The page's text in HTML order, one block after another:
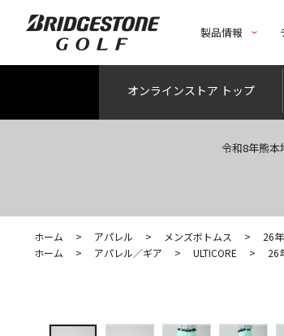
製品情報
オンラインストア トップ
令和8年熊本
ホーム > アパレル > メンズボトムス >
26
ホーム
> アパレル／ギア > ULTICORE > 26